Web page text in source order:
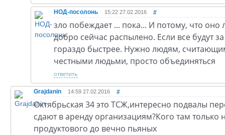
НОД-посолонь 15:22 27.02.2016 #
зло побеждает ... пока... И потому, что
добро сейчас распылено. Если все будут
гораздо быстрее. Нужно людям,
честными людьми, просто объединяться
ответить
Grajdanin 14:59 27.02.2016 #
Октябрьская 34 это ТСЖ,интересно подвалы
сдают в аренду организациям?Кого там только
продуктового до вечно пьяных